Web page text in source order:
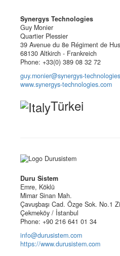
Synergys Technologies
Guy Monier
Quartier Plessier
39 Avenue du 8e Régiment de
68130 Altkirch - Frankreich
Phone: +33(0) 389 08 32 72
guy.monier@synergys-
www.synergys-technologies.com
Türkei
Duru Sistem
Emre, Köklü
Mimar Sinan Mah.
Çavuşbaşı Cad. Özge Sok. No.1
Çekmeköy / İstanbul
Phone: +90 216 641 01 34
info@durusistem.com
https://www.durusistem.com